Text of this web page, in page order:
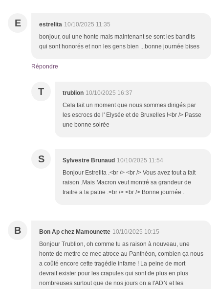
E estrelita 10/10/2025 11:35
bonjour, oui une honte mais maintenant se sont les bandits
qui sont honorés et non les gens bien ...bonne journée bises
Répondre
T trublion 10/10/2025 16:37
Cela fait un moment que nous sommes dirigés par
les escrocs de l' Elysée et de Bruxelles !<br /> Passe
une bonne soirée
S Sylvestre Brunaud 10/10/2025 11:54
Bonjour Estrelita .<br /> <br /> Vous avez tout a fait
raison .Mais Macron veut montré sa grandeur de
traitre a la patrie .<br /> <br /> Bonne journée .
B Bon Ap chez Mamounette 10/10/2025 10:15
Bonjour Trublion, oh comme tu as raison à nouveau, une
honte de mettre ce mec atroce au Panthéon, combien ça nous
a coûté encore cette tragédie infame ! La peine de mort
devrait exister pour les crapules qui sont de plus en plus
nombreuses surtout que de nos jours on a l'ADN et les